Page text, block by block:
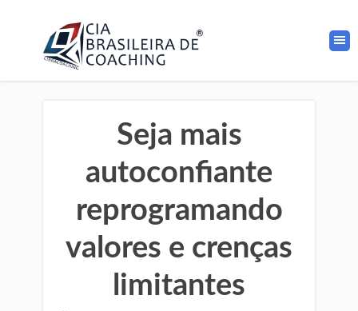
Seja mais
autoconfiante
reprogramando
valores e crenças
limitantes